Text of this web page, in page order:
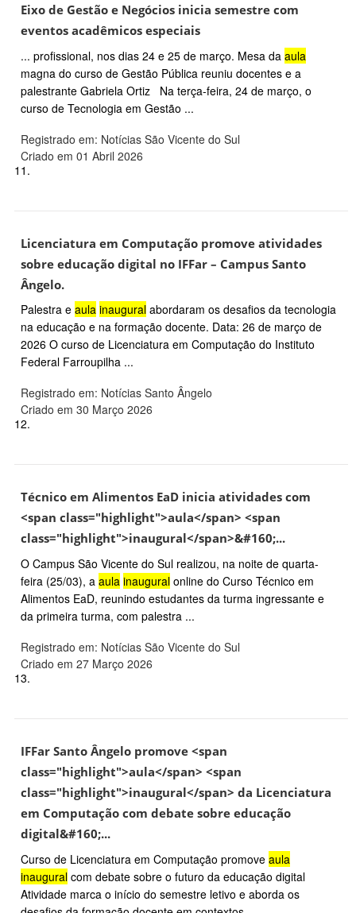
Eixo de Gestão e Negócios inicia semestre com
eventos acadêmicos especiais
... profissional, nos dias 24 e 25 de março. Mesa da aula
magna do curso de Gestão Pública reuniu docentes e a
palestrante Gabriela Ortiz Na terça-feira, 24 de março, o
curso de Tecnologia em Gestão ...
Registrado em: Notícias São Vicente do Sul
Criado em 01 Abril 2026
11.
Licenciatura em Computação promove atividades
sobre educação digital no IFFar – Campus Santo
Ângelo.
Palestra e aula inaugural abordaram os desafios da tecnologia
na educação e na formação docente. Data: 26 de março de
2026 O curso de Licenciatura em Computação do Instituto
Federal Farroupilha ...
Registrado em: Notícias Santo Ângelo
Criado em 30 Março 2026
12.
Técnico em Alimentos EaD inicia atividades com
<span class="highlight">aula</span> <span
class="highlight">inaugural</span>&#160;...
O Campus São Vicente do Sul realizou, na noite de quarta-
feira (25/03), a aula inaugural online do Curso Técnico em
Alimentos EaD, reunindo estudantes da turma ingressante e
da primeira turma, com palestra ...
Registrado em: Notícias São Vicente do Sul
Criado em 27 Março 2026
13.
IFFar Santo Ângelo promove <span
class="highlight">aula</span> <span
class="highlight">inaugural</span> da Licenciatura
em Computação com debate sobre educação
digital&#160;...
Curso de Licenciatura em Computação promove aula
inaugural com debate sobre o futuro da educação digital
Atividade marca o início do semestre letivo e aborda os